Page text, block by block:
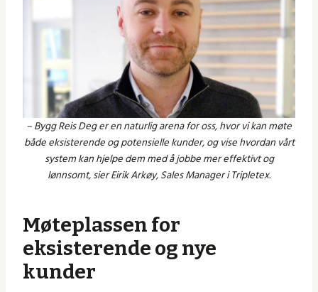
– Bygg Reis Deg er en naturlig arena for oss, hvor vi kan møte
både eksisterende og potensielle kunder, og vise hvordan vårt
system kan hjelpe dem med å jobbe mer effektivt og
lønnsomt, sier Eirik Arkøy, Sales Manager i Tripletex.
Møteplassen for
eksisterende og nye
kunder